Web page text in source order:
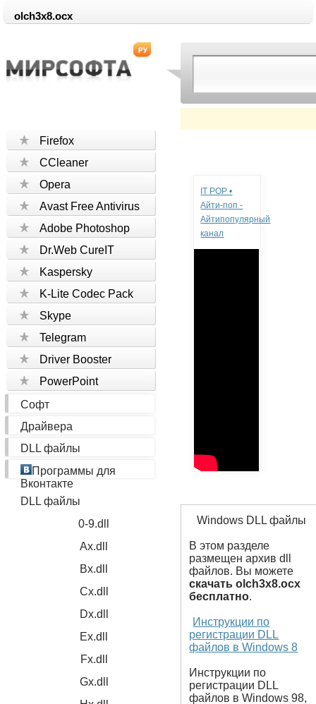
olch3x8.ocx
Firefox
CCleaner
Opera
Avast Free Antivirus
Adobe Photoshop
Dr.Web CureIT
Kaspersky
K-Lite Codec Pack
Skype
Telegram
Driver Booster
PowerPoint
Софт
Драйвера
DLL файлы
Программы для
Вконтакте
DLL файлы
0-9.dll
Ax.dll
Bx.dll
Cx.dll
Dx.dll
Ex.dll
Fx.dll
Gx.dll
IT POP •
Айти-поп -
Айтипопулярный
канал
Windows DLL файлы
В этом разделе
размещен архив dll
файлов. Вы можете
скачать olch3x8.ocx
бесплатно.
Инструкции по
регистрации DLL
файлов в Windows 8
Инструкции по
регистрации DLL
файлов в Windows 98,